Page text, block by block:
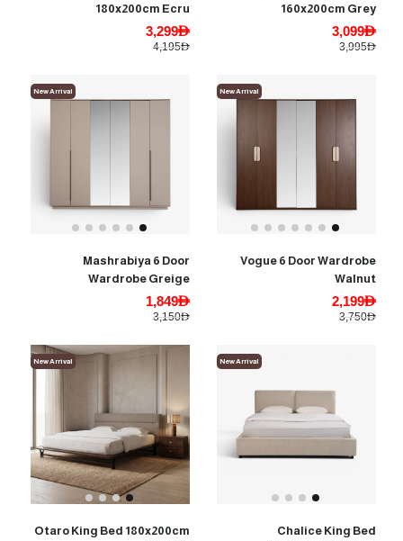
160x200cm Grey
3,099AED
3,995AED
180x200cm Ecru
3,299AED
4,195AED
New Arrival
Vogue 6 Door Wardrobe
Walnut
2,199AED
3,750AED
New Arrival
Mashrabiya 6 Door
Wardrobe Greige
1,849AED
3,150AED
New Arrival
Chalice King Bed
New Arrival
Otaro King Bed 180x200cm